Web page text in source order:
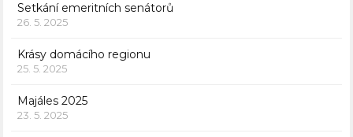
Setkání emeritních senátorů
26. 5. 2025
Krásy domácího regionu
25. 5. 2025
Majáles 2025
23. 5. 2025